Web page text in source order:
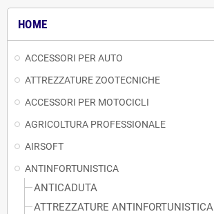
HOME
ACCESSORI PER AUTO
ATTREZZATURE ZOOTECNICHE
ACCESSORI PER MOTOCICLI
AGRICOLTURA PROFESSIONALE
AIRSOFT
ANTINFORTUNISTICA
ANTICADUTA
ATTREZZATURE ANTINFORTUNISTICA